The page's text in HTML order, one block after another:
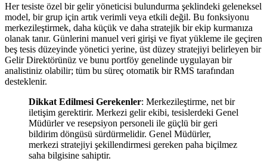
Her tesiste özel bir gelir yöneticisi bulundurma şeklindeki geleneksel
model, bir grup için artık verimli veya etkili değil. Bu fonksiyonu
merkezileştirmek, daha küçük ve daha stratejik bir ekip kurmanıza
olanak tanır. Günlerini manuel veri girişi ve fiyat yükleme ile geçiren
beş tesis düzeyinde yönetici yerine, üst düzey stratejiyi belirleyen bir
Gelir Direktörünüz ve bunu portföy genelinde uygulayan bir
analistiniz olabilir; tüm bu süreç otomatik bir RMS tarafından
desteklenir.
Dikkat Edilmesi Gerekenler: Merkezileştirme, net bir
iletişim gerektirir. Merkezi gelir ekibi, tesislerdeki Genel
Müdürler ve resepsiyon personeli ile güçlü bir geri
bildirim döngüsü sürdürmelidir. Genel Müdürler,
merkezi stratejiyi şekillendirmesi gereken paha biçilmez
saha bilgisine sahiptir.